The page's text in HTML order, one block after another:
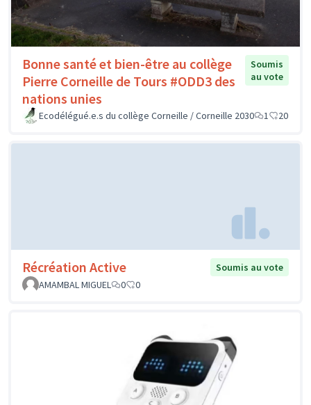
Bonne santé et bien-être au collège
Pierre Corneille de Tours #ODD3 des
nations unies
Soumis
au vote
Ecodélégué.e.s du collège Corneille / Corneille 2030 1 20
Récréation Active
Soumis au vote
AMAMBAL MIGUEL
0 0